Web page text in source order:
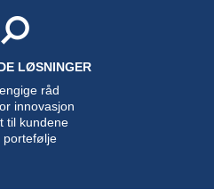
LØSNINGER
råd
innovasjon
til kundene
portefølje